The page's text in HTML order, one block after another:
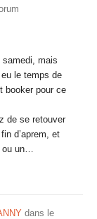
samedi, mais
le temps de
booker pour ce
de se retouver
d’aprem, et
ou un…
dans le